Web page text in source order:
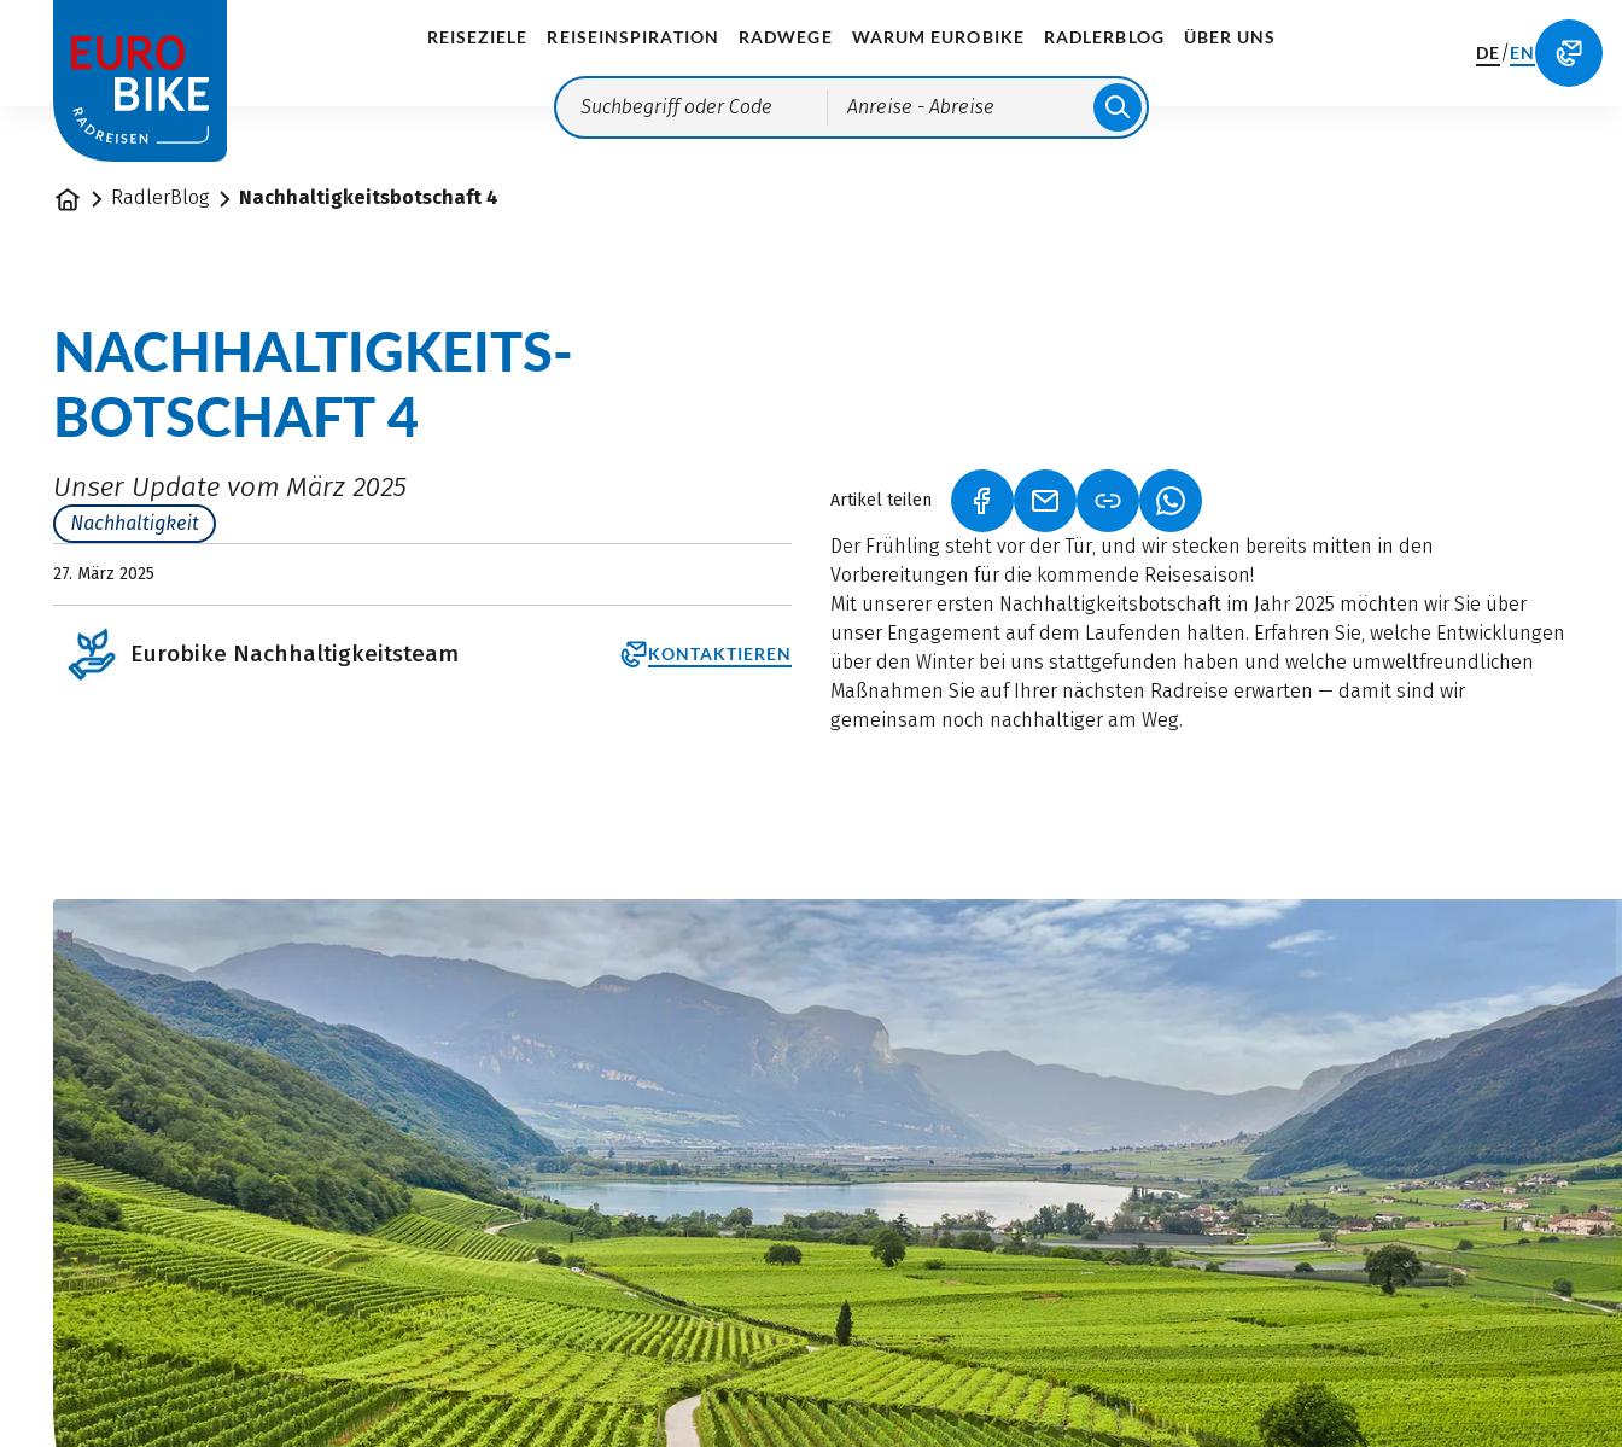
REISEZIELE REISEINSPIRATION RADWEGE WARUM EUROBIKE RADLERBLOG ÜBER UNS
Anreise - Abreise
DE/EN
StartseiteRadlerBlog Nachhaltigkeitsbotschaft 4
NACHHALTIGKEITS­
BOTSCHAFT 4
Unser Update vom März 2025
Nachhaltigkeit
27. März 2025
Eurobike Nachhaltigkeitsteam KONTAKTIEREN
Artikel teilen (LINK ÖFFNET IN NEUEM TAB)
(LINK ÖFFNET IN NEUEM TAB)
(LINK ÖFFNET IN NEUEM TAB)
Der Frühling steht vor der Tür, und wir stecken bereits mitten in den
Vorbereitungen für die kommende Reisesaison!
Mit unserer ersten Nachhaltigkeitsbotschaft im Jahr 2025 möchten wir Sie über
unser Engagement auf dem Laufenden halten. Erfahren Sie, welche Entwicklungen
über den Winter bei uns stattgefunden haben und welche umweltfreundlichen
Maßnahmen Sie auf Ihrer nächsten Radreise erwarten — damit sind wir
gemeinsam noch nachhaltiger am Weg.